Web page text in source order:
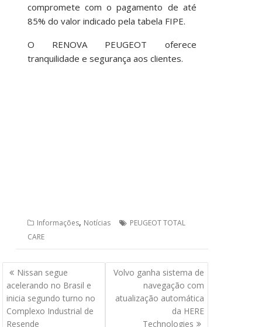
compromete com o pagamento de até
85% do valor indicado pela tabela FIPE.
O RENOVA PEUGEOT oferece
tranquilidade e segurança aos clientes.
Informações, Notícias
PEUGEOT TOTAL
CARE
Navegação
de
Post
Nissan segue
acelerando no Brasil e
inicia segundo turno no
Complexo Industrial de
Resende
Volvo ganha sistema de
navegação com
atualização automática
da HERE
Technologies